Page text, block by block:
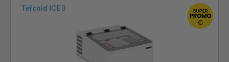
Tefcold ICE 3